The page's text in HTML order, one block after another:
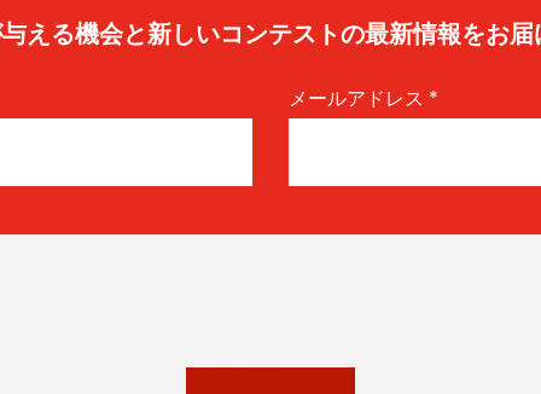
える機会と新しいコンテストの最新情報をお届
メールアドレス *